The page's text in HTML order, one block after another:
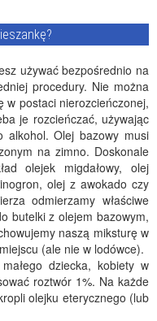
używać bezpośrednio na
procedury. Nie można
w postaci nierozcieńczonej,
je rozcieńczać, używając
alkohol. Olej bazowy musi
na zimno. Doskonale
olejek migdałowy, olej
olej z awokado czy
odmierzamy właściwe
butelki z olejem bazowym,
naszą miksturę w
(ale nie w lodówce).
dziecka, kobiety w
roztwór 1%. Na każde
olejku eterycznego (lub